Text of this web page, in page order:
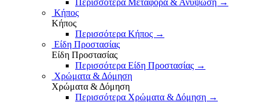
Περισσότερα Μεταφορά & Ανύψωση →
Κήπος
Κήπος
Περισσότερα Κήπος →
Είδη Προστασίας
Είδη Προστασίας
Περισσότερα Είδη Προστασίας →
Χρώματα & Δόμηση
Χρώματα & Δόμηση
Περισσότερα Χρώματα & Δόμηση →